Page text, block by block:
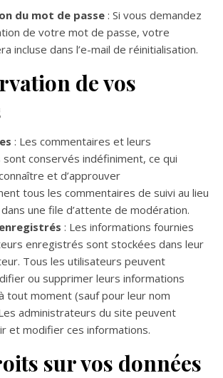
du mot de passe : Si vous demandez
de votre mot de passe, votre
incluse dans l’e-mail de réinitialisation.
de vos
: Les commentaires et leurs
conservés indéfiniment, ce qui
et d’approuver
tous les commentaires de suivi au lieu
une file d’attente de modération.
: Les informations fournies
enregistrés sont stockées dans leur
Tous les utilisateurs peuvent
ou supprimer leurs informations
tout moment (sauf pour leur nom
administrateurs du site peuvent
et modifier ces informations.
sur vos données